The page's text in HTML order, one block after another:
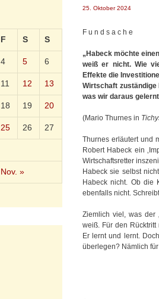
25. Oktober 2024
F u n d s a c h e
„Habeck möchte
weiß er nicht. Wie
Effekte die
Wirtschaft zuständige
was wir daraus
(Mario Thurnes in
Thurnes erläutert und
Robert Habeck ein
Wirtschaftsretter
Habeck sie selbst
Habeck nicht. Ob die
ebenfalls nicht.
Ziemlich viel, was der
weiß. Für den Rücktritt
Er lernt und lernt.
überlegen? Nämlich
F S S
Nov. »
4 5 6
11 12 13
18 19 20
25 26 27